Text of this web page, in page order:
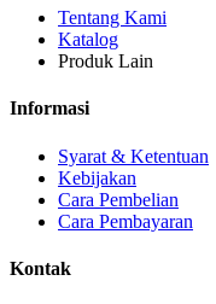
Tentang Kami
Katalog
Produk Lain
Informasi
Syarat & Ketentuan
Kebijakan
Cara Pembelian
Cara Pembayaran
Kontak